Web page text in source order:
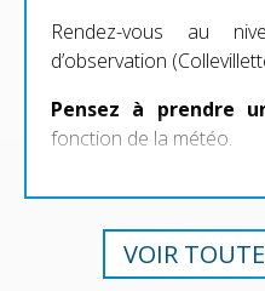
Rendez-vous au
d’observation
Pensez à prendre
fonction de la météo.
VOIR